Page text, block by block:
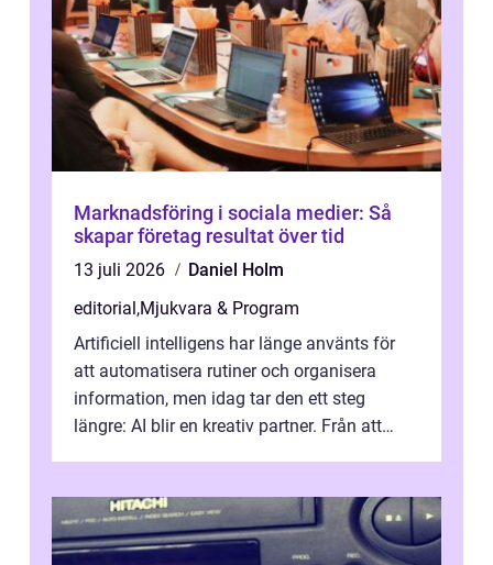
Marknadsföring i sociala medier: Så
skapar företag resultat över tid
13 juli 2026
Daniel Holm
editorial,Mjukvara & Program
Artificiell intelligens har länge använts för
att automatisera rutiner och organisera
information, men idag tar den ett steg
längre: AI blir en kreativ partner. Från att